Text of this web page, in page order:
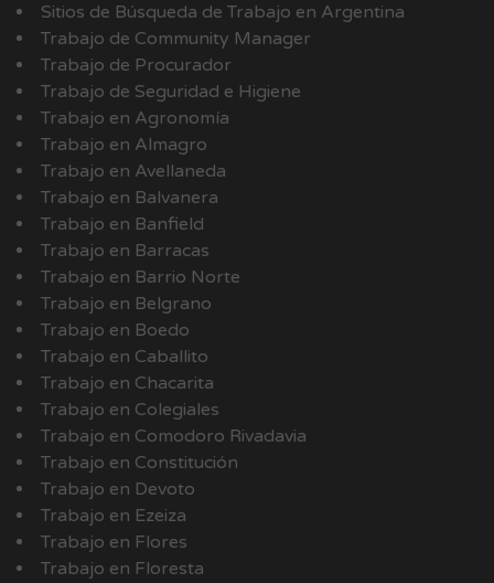
Sitios de Búsqueda de Trabajo en Argentina
Trabajo de Community Manager
Trabajo de Procurador
Trabajo de Seguridad e Higiene
Trabajo en Agronomía
Trabajo en Almagro
Trabajo en Avellaneda
Trabajo en Balvanera
Trabajo en Banfield
Trabajo en Barracas
Trabajo en Barrio Norte
Trabajo en Belgrano
Trabajo en Boedo
Trabajo en Caballito
Trabajo en Chacarita
Trabajo en Colegiales
Trabajo en Comodoro Rivadavia
Trabajo en Constitución
Trabajo en Devoto
Trabajo en Ezeiza
Trabajo en Flores
Trabajo en Floresta